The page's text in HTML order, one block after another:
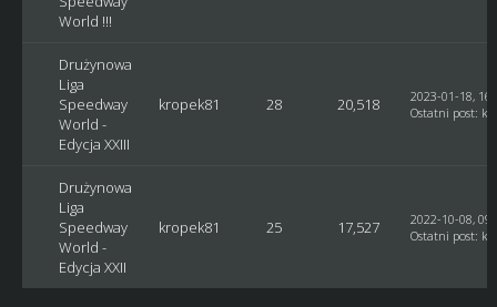
World !!!
Drużynowa
Liga
Speedway
World -
Edycja XXIII
kropek81 28 20,518
2023-01-18,
Ostatni post:
Drużynowa
Liga
Speedway
World -
Edycja XXII
kropek81 25 17,527
2022-10-08,
Ostatni post: